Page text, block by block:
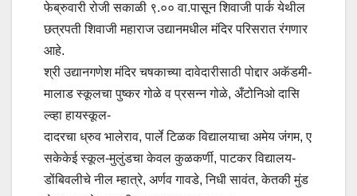
फेब्रुवारी रोजी सकाळी ९.०० वा.पासून शिवाजी पार्क येथील
छत्रपती शिवाजी महाराज उद्यानमधील मंदिर परिसरात रंगणार
आहे.
श्री उद्यानगणेश मंदिर चषकाच्या दावेदारीसाठी पोद्दार अकॅडमी-
मालाड स्कूलचा पुष्कर गोळे व प्रसन्न गोळे, अँटोनिओ दासि
ल्व्हा हायस्कूल-
दादरचा ध्रुव भालेराव, पार्ले टिळक विद्यालयाचा अमेय जंगम, ए
सकेकेई स्कूल-मुलुंडचा केवल कुळकर्णी, पाटकर विद्यालय-
डोंबिवलीचे नील म्हात्रे, अर्णव गावडे, निधी सावंत, केतकी मुंड